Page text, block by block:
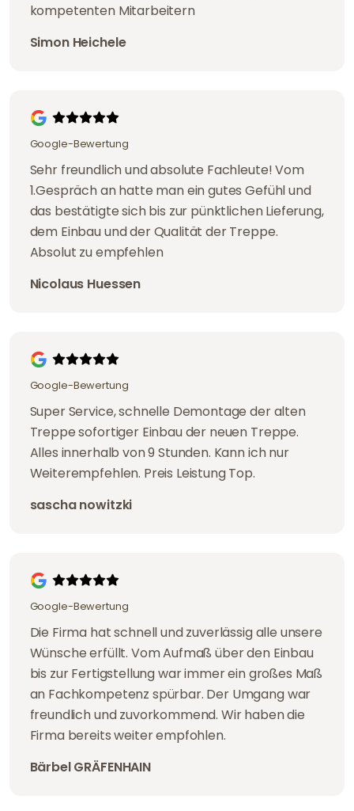
kompetenten Mitarbeitern
Simon Heichele
Google-Bewertung
Sehr freundlich und absolute Fachleute! Vom
1.Gespräch an hatte man ein gutes Gefühl und
das bestätigte sich bis zur pünktlichen Lieferung,
dem Einbau und der Qualität der Treppe.
Absolut zu empfehlen
Nicolaus Huessen
Google-Bewertung
Super Service, schnelle Demontage der alten
Treppe sofortiger Einbau der neuen Treppe.
Alles innerhalb von 9 Stunden. Kann ich nur
Weiterempfehlen. Preis Leistung Top.
sascha nowitzki
Google-Bewertung
Die Firma hat schnell und zuverlässig alle unsere
Wünsche erfüllt. Vom Aufmaß über den Einbau
bis zur Fertigstellung war immer ein großes Maß
an Fachkompetenz spürbar. Der Umgang war
freundlich und zuvorkommend. Wir haben die
Firma bereits weiter empfohlen.
Bärbel GRÄFENHAIN